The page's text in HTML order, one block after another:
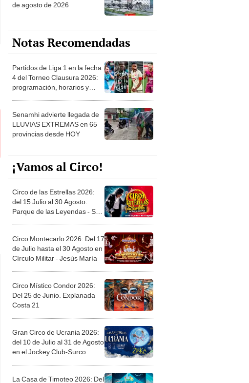
de agosto de 2026
Notas Recomendadas
Partidos de Liga 1 en la fecha
4 del Torneo Clausura 2026:
programación, horarios y
Senamhi advierte llegada de
LLUVIAS EXTREMAS en 65
provincias desde HOY
¡Vamos al Circo!
Circo de las Estrellas 2026:
del 15 Julio al 30 Agosto.
Parque de las Leyendas - San
Circo Montecarlo 2026: Del 17
de Julio hasta el 30 Agosto en
Círculo Militar - Jesús María
Circo Místico Condor 2026:
Del 25 de Junio. Explanada
Costa 21
Gran Circo de Ucrania 2026:
del 10 de Julio al 31 de Agosto
en el Jockey Club-Surco
La Casa de Timoteo 2026: Del